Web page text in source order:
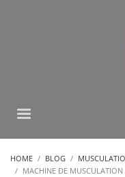
HOME BLOG
MACHINE DE MUSCULATION